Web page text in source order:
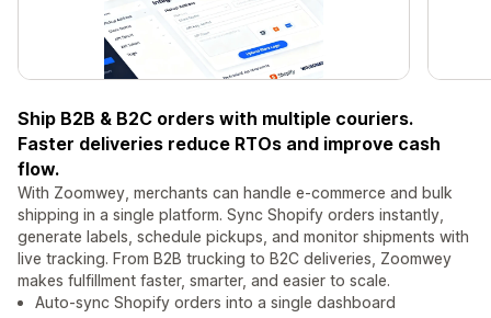
Ship B2B & B2C orders with multiple couriers.
Faster deliveries reduce RTOs and improve cash
flow.
With Zoomwey, merchants can handle e-commerce and bulk
shipping in a single platform. Sync Shopify orders instantly,
generate labels, schedule pickups, and monitor shipments with
live tracking. From B2B trucking to B2C deliveries, Zoomwey
makes fulfillment faster, smarter, and easier to scale.
Auto-sync Shopify orders into a single dashboard